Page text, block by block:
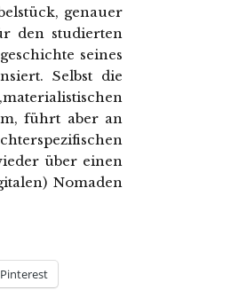
genauer
den studierten
seines
Selbst die
führt aber an
über einen
Nomaden
Pinterest